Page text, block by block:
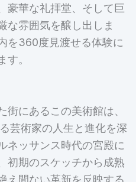
豪華な礼拝堂、そして巨
な雰囲気を醸し出しま
を360度見渡せる体験に
。
にあるこの美術館は、
芸術家の人生と進化を深
ネッサンス時代の宮殿に
初期のスケッチから成熟
え間ない革新を反映する